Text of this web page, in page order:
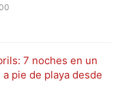
7 noches en un
pie de playa desde